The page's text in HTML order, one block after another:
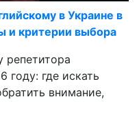
в Украине в
и критерии выбора
репетитора
году: где искать
внимание,